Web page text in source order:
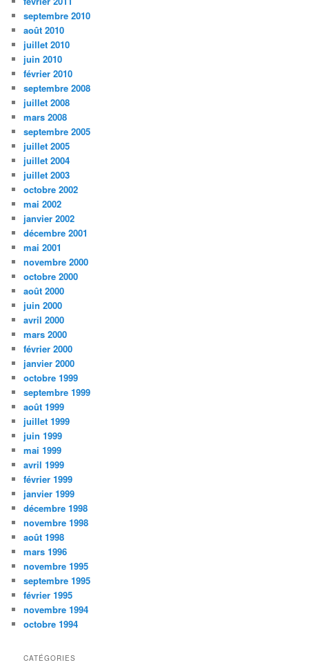
septembre 2010
août 2010
juillet 2010
juin 2010
février 2010
septembre 2008
juillet 2008
mars 2008
septembre 2005
juillet 2005
juillet 2004
juillet 2003
octobre 2002
mai 2002
janvier 2002
décembre 2001
mai 2001
novembre 2000
octobre 2000
août 2000
juin 2000
avril 2000
mars 2000
février 2000
janvier 2000
octobre 1999
septembre 1999
août 1999
juillet 1999
juin 1999
mai 1999
avril 1999
février 1999
janvier 1999
décembre 1998
novembre 1998
août 1998
mars 1996
novembre 1995
septembre 1995
février 1995
novembre 1994
octobre 1994
CATÉGORIES